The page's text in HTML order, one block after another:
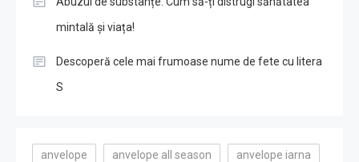
mintală și viața!
Descoperă cele mai frumoase nume de fete cu litera
S
anvelope anvelope all season anvelope iarna